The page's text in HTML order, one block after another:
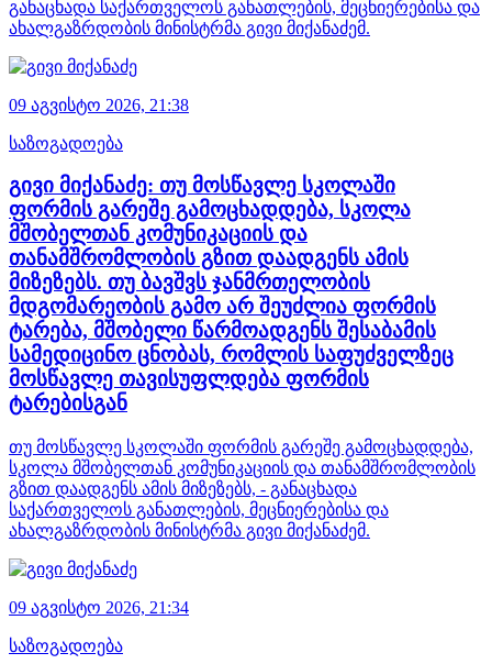
განაცხადა საქართველოს განათლების, მეცნიერებისა და
ახალგაზრდობის მინისტრმა გივი მიქანაძემ.
09 აგვისტო 2026, 21:38
საზოგადოება
გივი მიქანაძე: თუ მოსწავლე სკოლაში
ფორმის გარეშე გამოცხადდება, სკოლა
მშობელთან კომუნიკაციის და
თანამშრომლობის გზით დაადგენს ამის
მიზეზებს. თუ ბავშვს ჯანმრთელობის
მდგომარეობის გამო არ შეუძლია ფორმის
ტარება, მშობელი წარმოადგენს შესაბამის
სამედიცინო ცნობას, რომლის საფუძველზეც
მოსწავლე თავისუფლდება ფორმის
ტარებისგან
თუ მოსწავლე სკოლაში ფორმის გარეშე გამოცხადდება,
სკოლა მშობელთან კომუნიკაციის და თანამშრომლობის
გზით დაადგენს ამის მიზეზებს, - განაცხადა
საქართველოს განათლების, მეცნიერებისა და
ახალგაზრდობის მინისტრმა გივი მიქანაძემ.
09 აგვისტო 2026, 21:34
საზოგადოება